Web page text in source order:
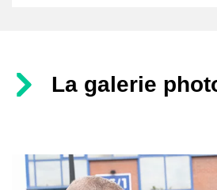
La galerie